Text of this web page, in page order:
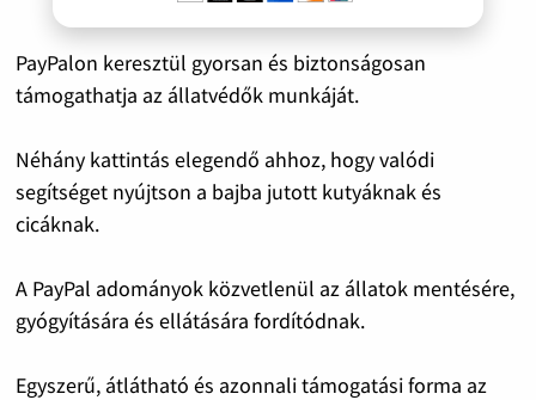
PayPalon keresztül gyorsan és biztonságosan
támogathatja az állatvédők munkáját.
Néhány kattintás elegendő ahhoz, hogy valódi
segítséget nyújtson a bajba jutott kutyáknak és
cicáknak.
A PayPal adományok közvetlenül az állatok mentésére,
gyógyítására és ellátására fordítódnak.
Egyszerű, átlátható és azonnali támogatási forma az